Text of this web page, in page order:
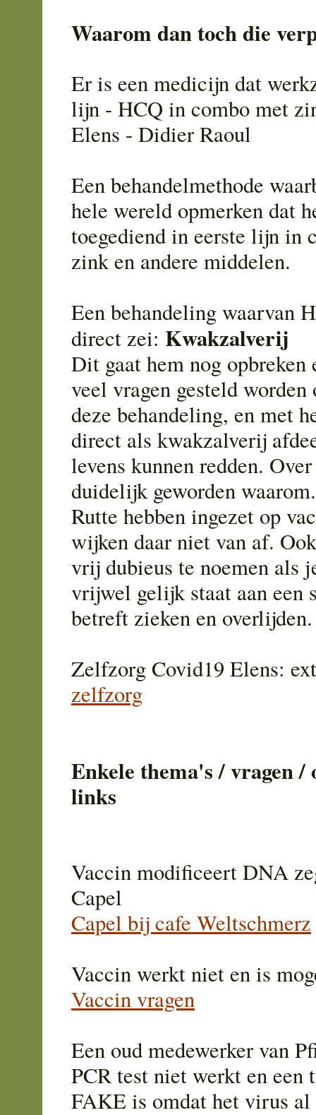
Waarom dan toch die
Er is een medicijn dat
lijn - HCQ in combo met
Elens - Didier Raoul
Een behandelmethode
hele wereld opmerken dat
toegediend in eerste lijn in
zink en andere middelen.
Een behandeling waarvan
direct zei: Kwakzalverij
Dit gaat hem nog opbreken
veel vragen gesteld
deze behandeling, en met
direct als kwakzalverij
levens kunnen redden.
duidelijk geworden
Rutte hebben ingezet op
wijken daar niet van af.
vrij dubieus te noemen als
vrijwel gelijk staat aan een
betreft zieken en overlijden.
Zelfzorg Covid19 Elens:
zelfzorg
Enkele thema's / vragen
links
Vaccin modificeert DNA
Capel
Capel bij cafe Weltschmerz
Vaccin werkt niet en is
Vaccin vragen
Een oud medewerker van
PCR test niet werkt en een
FAKE is omdat het virus